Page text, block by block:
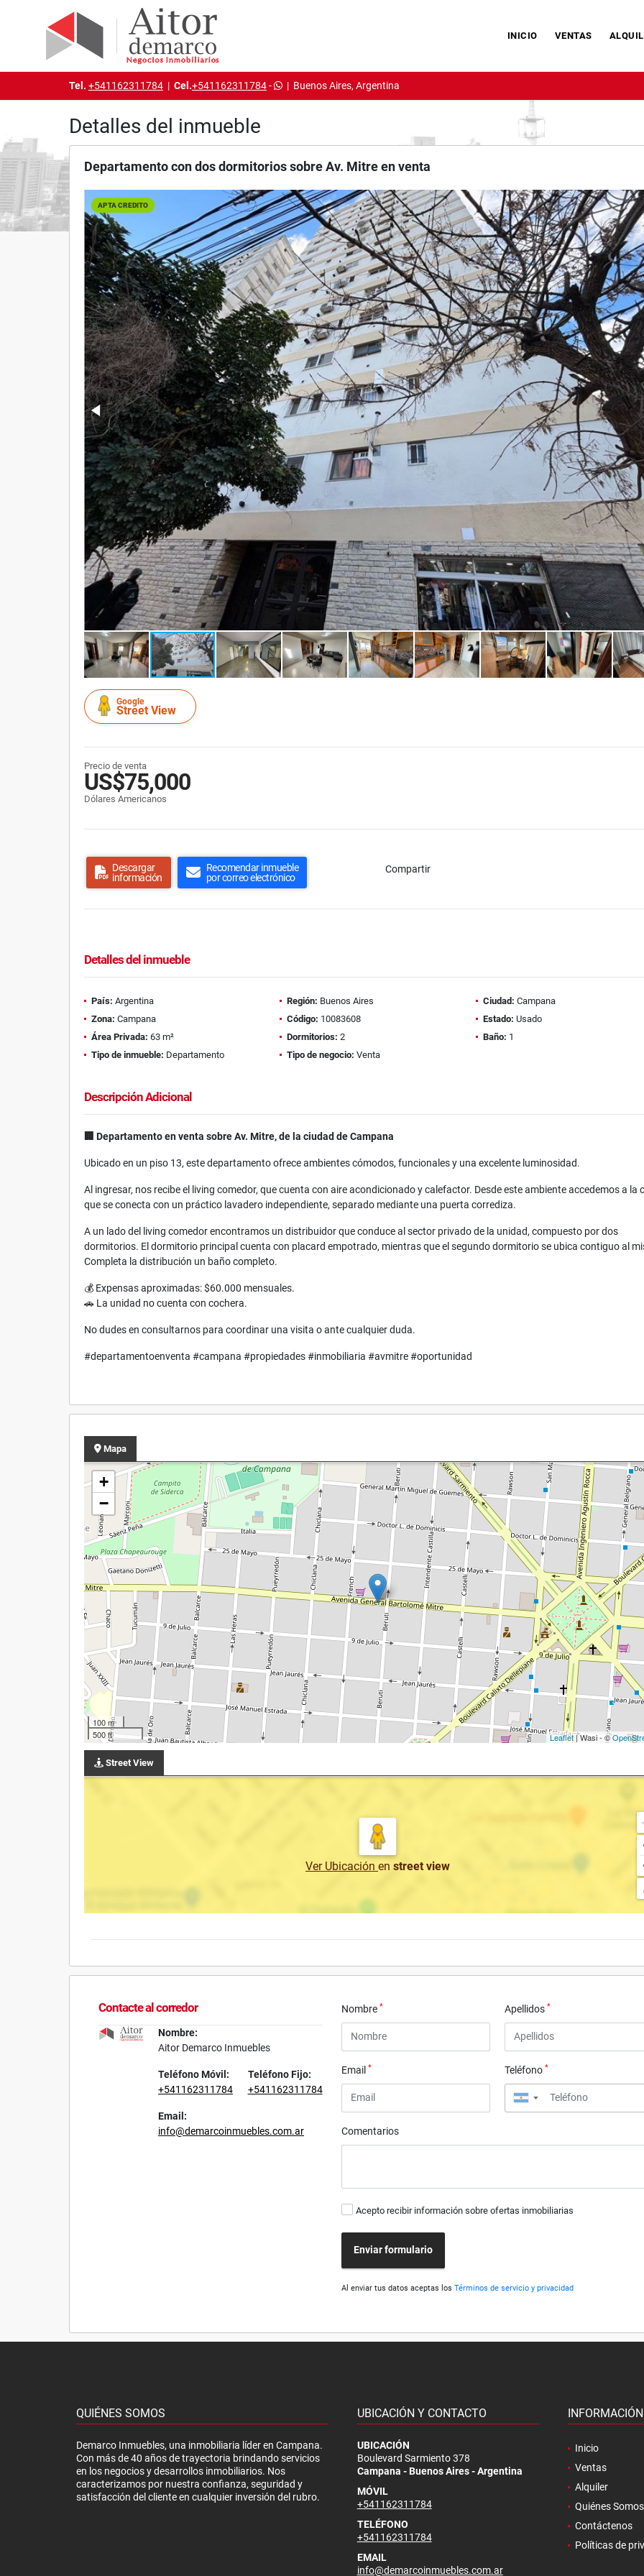
INICIO VENTAS
Tel. +541162311784 | Cel.+541162311784- | Buenos Aires, Argentina
Detalles del inmueble
Departamento con dos dormitorios sobre Av. Mitre en venta
APTA CREDITO
Google
Street View
Precio de venta
US$75,000
Dólares Americanos
Descargar
información
Recomendar inmueble
por correo electrónico
Compartir
Detalles del inmueble
País: Argentina Región: Buenos Aires Ciudad: Campana
Zona: Campana Código: 10083608 Estado: Usado
Área Privada: 63 m² Dormitorios: 2 Baño: 1
Tipo de inmueble: Departamento Tipo de negocio: Venta
Descripción Adicional
🏢 Departamento en venta sobre Av. Mitre, de la ciudad de Campana
Ubicado en un piso 13, este departamento ofrece ambientes cómodos, funcionales y una excelente luminosidad.
Al ingresar, nos recibe el living comedor, que cuenta con aire acondicionado y calefactor. Desde este ambiente accedemos a la
que se conecta con un práctico lavadero independiente, separado mediante una puerta corrediza.
A un lado del living comedor encontramos un distribuidor que conduce al sector privado de la unidad, compuesto por dos
dormitorios. El dormitorio principal cuenta con placard empotrado, mientras que el segundo dormitorio se ubica contiguo al
Completa la distribución un baño completo.
💰 Expensas aproximadas: $60.000 mensuales.
🚗 La unidad no cuenta con cochera.
No dudes en consultarnos para coordinar una visita o ante cualquier duda.
#departamentoenventa #campana #propiedades #inmobiliaria #avmitre #oportunidad
Mapa
+
−
100 m
500 ft
Leaflet| Wasi - ©
Street View
Ver Ubicación en street view
Contacte al corredor
Nombre:
Aitor Demarco Inmuebles
Teléfono Móvil:
+541162311784
Teléfono Fijo:
+541162311784
Email:
info@demarcoinmuebles.com.ar
Nombre* Apellidos *
Email* Teléfono *
▼
Comentarios
Acepto recibir información sobre ofertas inmobiliarias
Enviar formulario
Al enviar tus datos aceptas losTérminos de servicio y privacidad
QUIÉNES SOMOS
Demarco Inmuebles, una inmobiliaria líder en Campana.
Con más de 40 años de trayectoria brindando servicios
en los negocios y desarrollos inmobiliarios. Nos
caracterizamos por nuestra confianza, seguridad y
satisfacción del cliente en cualquier inversión del rubro.
UBICACIÓN Y CONTACTO
UBICACIÓN
Boulevard Sarmiento 378
Campana - Buenos Aires - Argentina
MÓVIL
+541162311784
TELÉFONO
+541162311784
EMAIL
info@demarcoinmuebles.com.ar
INFORMACIÓN
Inicio
Ventas
Alquiler
Quiénes Somos
Contáctenos
Políticas de